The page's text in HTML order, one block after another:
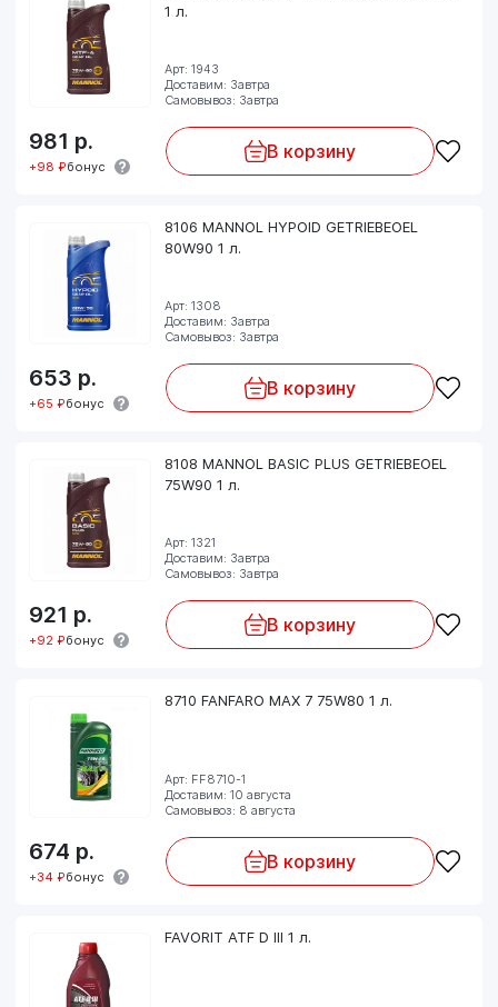
1 л.
Арт: 1943
Доставим: Завтра
Самовывоз: Завтра
981 р.
+98 ₽бонус
В корзину
8106 MANNOL HYPOID GETRIEBEOEL
80W90 1 л.
Арт: 1308
Доставим: Завтра
Самовывоз: Завтра
653 р.
+65 ₽бонус
В корзину
8108 MANNOL BASIC PLUS GETRIEBEOEL
75W90 1 л.
Арт: 1321
Доставим: Завтра
Самовывоз: Завтра
921 р.
+92 ₽бонус
В корзину
8710 FANFARO MAX 7 75W80 1 л.
Арт: FF8710-1
Доставим: 10 августа
Самовывоз: 8 августа
674 р.
+34 ₽бонус
В корзину
FAVORIT ATF D III 1 л.